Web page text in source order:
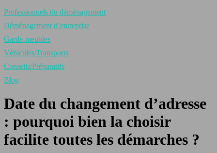
Professionnels du déménagement
Déménagement d’entreprise
Garde-meubles
Véhicules/Transports
Conseils/Préparatifs
Blog
Date du changement d’adresse
: pourquoi bien la choisir
facilite toutes les démarches ?